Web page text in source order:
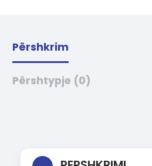
Përshkrim
Përshtypje (0)